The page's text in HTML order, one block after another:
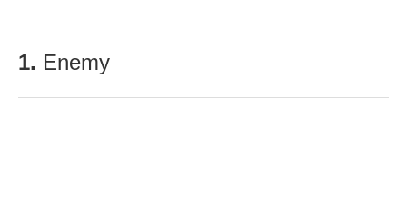
1. Enemy